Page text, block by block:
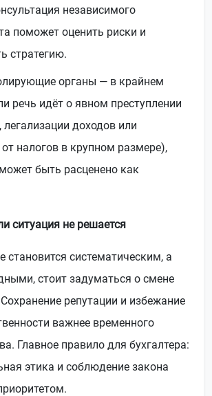
независимого
поможет оценить риски и
стратегию.
органы — в крайнем
речь идёт о явном преступлении
легализации доходов или
налогов в крупном размере),
быть расценено как
ситуация не решается
становится систематическим, а
стоит задуматься о смене
репутации и избежание
важнее временного
Главное правило для бухгалтера:
этика и соблюдение закона